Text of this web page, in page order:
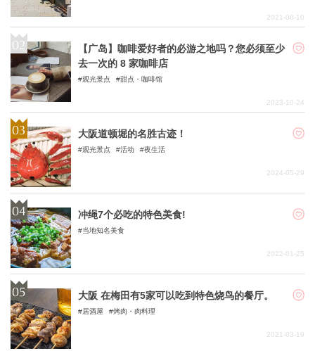
2021-08-10
【广岛】咖啡爱好者的必游之地吗？您必须至少
去一次的 8 家咖啡店
观光景点 甜点・咖啡馆
2023-10-24
大阪道顿堀的名胜古迹！
观光景点 活动 夜生活
2024-05-29
冲绳7个必吃的特色美食!
当地知名美食
2022-01-25
大阪 在梅田有5家可以吃到特色烧鸟的餐厅。
居酒屋 烤肉・肉料理
2021-03-19